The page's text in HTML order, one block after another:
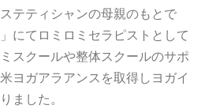
テティシャンの母親のもとで
にてロミロミセラピストとして
スクールや整体スクールのサポ
ヨガアラアンスを取得しヨガイ
ました。